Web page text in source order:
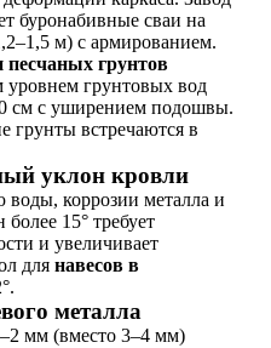
буронабивные сваи на
м) с армированием.
грунтов
грунтовых вод
см с уширением подошвы.
грунты встречаются в
уклон кровли
воды, коррозии металла и
15° требует
и увеличивает
для навесов в
металла
мм (вместо 3–4 мм)